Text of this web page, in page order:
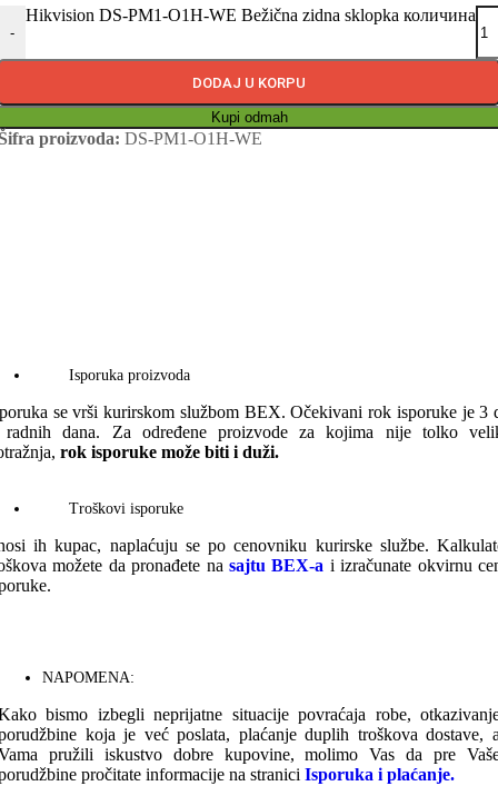
-
Hikvision DS-PM1-O1H-WE Bežična zidna sklopka количина
DODAJ U KORPU
Kupi odmah
proizvoda: DS-PM1-O1H-WE
Isporuka proizvoda
se vrši kurirskom službom BEX. Očekivani rok isporuke je 3
dana. Za određene proizvode za kojima nije tolko
rok isporuke može biti i duži.
Troškovi isporuke
ih kupac, naplaćuju se po cenovniku kurirske službe.
možete da pronađete na sajtu BEX-a i izračunate okvirnu
NAPOMENA:
bismo izbegli neprijatne situacije povraćaja robe,
koja je već poslata, plaćanje duplih troškova dostave,
pružili iskustvo dobre kupovine, molimo Vas da pre
pročitate informacije na stranici Isporuka i plaćanje.